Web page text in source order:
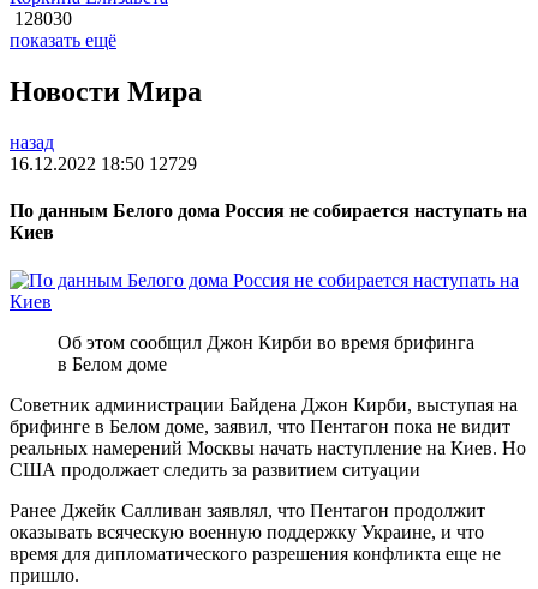
128030
показать ещё
Новости Мира
назад
16.12.2022 18:50 12729
По данным Белого дома Россия не собирается наступать на
Киев
Об этом сообщил Джон Кирби во время брифинга
в Белом доме
Советник администрации Байдена Джон Кирби, выступая на
брифинге в Белом доме, заявил, что Пентагон пока не видит
реальных намерений Москвы начать наступление на Киев. Но
США продолжает следить за развитием ситуации
Ранее Джейк Салливан заявлял, что Пентагон продолжит
оказывать всяческую военную поддержку Украине, и что
время для дипломатического разрешения конфликта еще не
пришло.